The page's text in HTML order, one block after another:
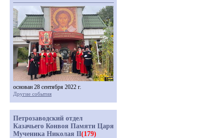
основан 28 сентября 2022 г.
Другие события
Петрозаводский отдел
Казачьего Конвоя Памяти Царя
Мученика Николая II(179)